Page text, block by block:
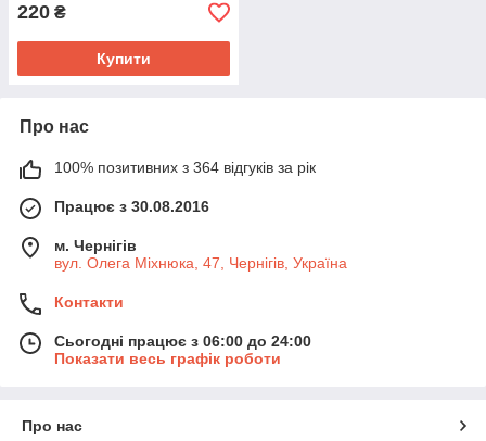
220 ₴
Купити
Про нас
100% позитивних з 364 відгуків за рік
Працює з 30.08.2016
м. Чернігів
вул. Олега Міхнюка, 47, Чернігів, Україна
Контакти
Сьогодні працює з 06:00 до 24:00
Показати весь графік роботи
Про нас